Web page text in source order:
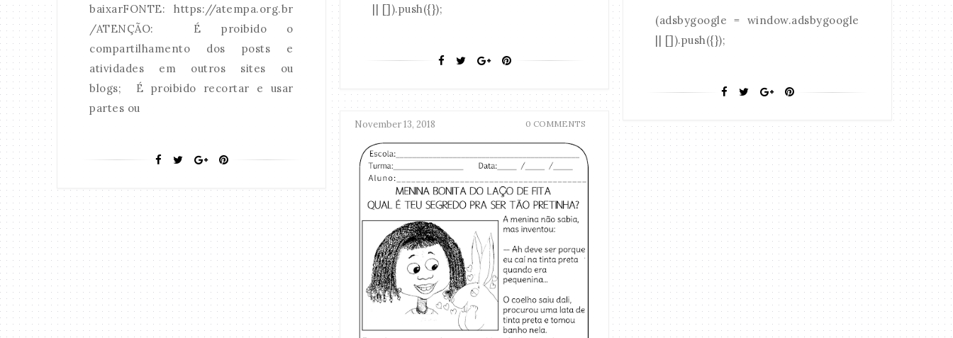
baixarFONTE: https://atempa.org.br
/ATENÇÃO: É proibido o
compartilhamento dos posts e
atividades em outros sites ou
blogs; É proibido recortar e usar
partes ou
|| []).push({});
(adsbygoogle = window.adsbygoogle
|| []).push({});
November 13, 2018 0 COMMENTS